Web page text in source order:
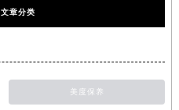
文章分类
美度保养